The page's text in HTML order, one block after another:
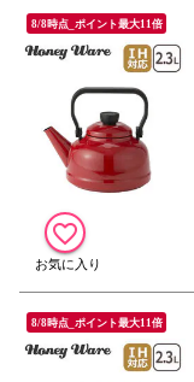
8/8時点_ポイント最大11倍
8/8時点_ポイント最大11倍